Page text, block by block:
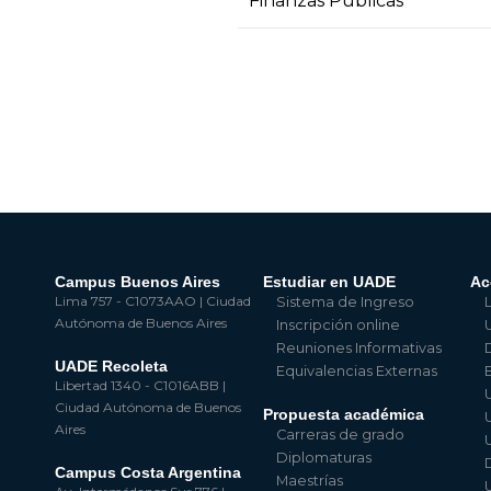
Campus Buenos Aires
Lima 757 - C1073AAO | Ciudad
Autónoma de Buenos Aires
UADE Recoleta
Libertad 1340 - C1016ABB |
Ciudad Autónoma de Buenos
Aires
Campus Costa Argentina
Estudiar en UADE
Sistema de Ingreso
Inscripción online
Reuniones Informativas
Equivalencias Externas
Propuesta académica
Carreras de grado
Diplomaturas
Maestrías